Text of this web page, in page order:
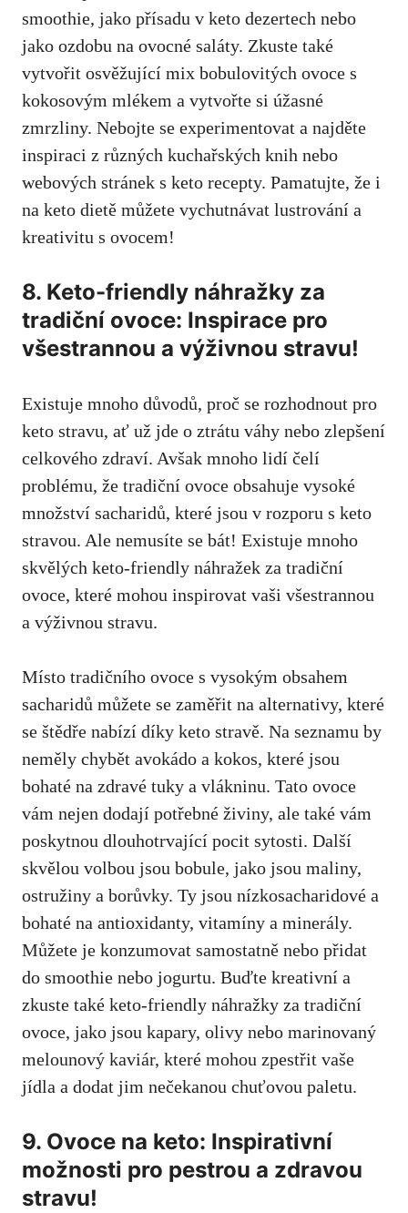
⁣smoothie, jako⁢ přísadu v ‌keto dezertech nebo
jako ozdobu na ovocné saláty. Zkuste také
⁣vytvořit osvěžující mix ‍bobulovitých ovoce s
kokosovým mlékem a vytvořte si úžasné
zmrzliny.⁢ Nebojte se experimentovat a najděte⁤
inspiraci z různých kuchařských‍ knih nebo
webových stránek s keto recepty. Pamatujte, že i
na keto dietě ‍můžete vychutnávat lustrování a ​
kreativitu s ovocem!
8. Keto-friendly náhražky za⁢
tradiční ovoce: Inspirace pro
všestrannou a‌ výživnou ⁤stravu!
Existuje mnoho důvodů, proč se‌ rozhodnout pro
keto stravu, ať už jde ‍o ztrátu​ váhy⁣ nebo ‍zlepšení
celkového zdraví. ⁤Avšak mnoho lidí čelí
problému, ​že tradiční ovoce obsahuje vysoké
množství sacharidů, které jsou v rozporu ⁣s keto
stravou. ⁤Ale nemusíte se bát! Existuje mnoho
skvělých keto-friendly ⁢náhražek za tradiční
ovoce, které mohou inspirovat vaši všestrannou
a výživnou stravu.
Místo tradičního ovoce s⁤ vysokým obsahem
⁢sacharidů můžete se zaměřit na alternativy, ​které
se štědře nabízí ‍díky keto stravě. Na seznamu by
neměly chybět avokádo a kokos, které jsou
bohaté na zdravé tuky ​a vlákninu. Tato ovoce
vám nejen dodají potřebné živiny, ale také ⁢vám
poskytnou ‍dlouhotrvající‍ pocit ⁣sytosti. Další
skvělou volbou jsou bobule, jako jsou maliny,
ostružiny ​a borůvky. Ty jsou nízkosacharidové a
bohaté na antioxidanty,⁢ vitamíny ‍a minerály.‌
Můžete je konzumovat samostatně ‌nebo přidat
do smoothie nebo jogurtu.‌ Buďte kreativní a
zkuste také keto-friendly náhražky za tradiční
ovoce, jako jsou ⁤kapary, olivy nebo marinovaný
melounový kaviár, které ⁤mohou zpestřit‍ vaše
jídla a dodat jim nečekanou chuťovou paletu.
9. Ovoce na keto:⁢ Inspirativní
možnosti pro pestrou a zdravou
⁤stravu!